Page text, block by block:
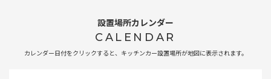
設置場所カレンダー
CALENDAR
カレンダー日付をクリックすると、キッチンカー設置場所が地図に表示されます。